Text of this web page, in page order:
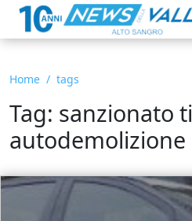
Home tags
Tag: sanzionato
autodemolizione